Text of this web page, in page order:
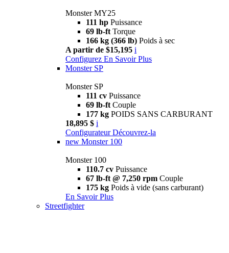
Monster MY25
111 hp Puissance
69 lb-ft Torque
166 kg (366 lb) Poids à sec
A partir de $15,195 i
Configurez En Savoir Plus
Monster SP
Monster SP
111 cv Puissance
69 lb-ft Couple
177 kg POIDS SANS CARBURANT
18,895 $ i
Configurateur Découvrez-la
new Monster 100
Monster 100
110.7 cv Puissance
67 lb-ft @ 7,250 rpm Couple
175 kg Poids à vide (sans carburant)
En Savoir Plus
Streetfighter